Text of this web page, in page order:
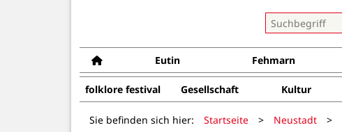
Eutin Fehmarn
folklore festival Gesellschaft Kultur
Sie befinden sich hier: Startseite > Neustadt >